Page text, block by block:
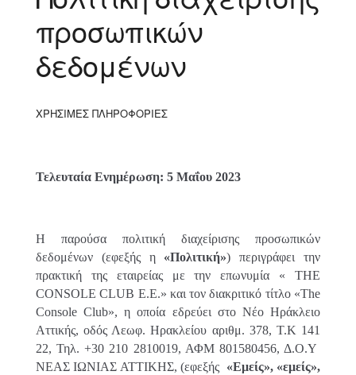
προσωπικών
δεδομένων
ΧΡΗΣΙΜΕΣ ΠΛΗΡΟΦΟΡΙΕΣ
Τελευταία Ενημέρωση: 5 Μαΐου 2023
Η παρούσα πολιτική διαχείρισης προσωπικών
δεδομένων (εφεξής η «Πολιτική») περιγράφει την
πρακτική της εταιρείας με την επωνυμία « THE
CONSOLE CLUB Ε.Ε.» και τον διακριτικό τίτλο «The
Console Club», η οποία εδρεύει στο Νέο Ηράκλειο
Αττικής, οδός Λεωφ. Ηρακλείου αριθμ. 378, Τ.Κ 141
22, Τηλ. +30 210 2810019, ΑΦΜ 801580456, Δ.Ο.Υ
ΝΕΑΣ ΙΩΝΙΑΣ ΑΤΤΙΚΗΣ, (εφεξής «Εμείς», «εμείς»,